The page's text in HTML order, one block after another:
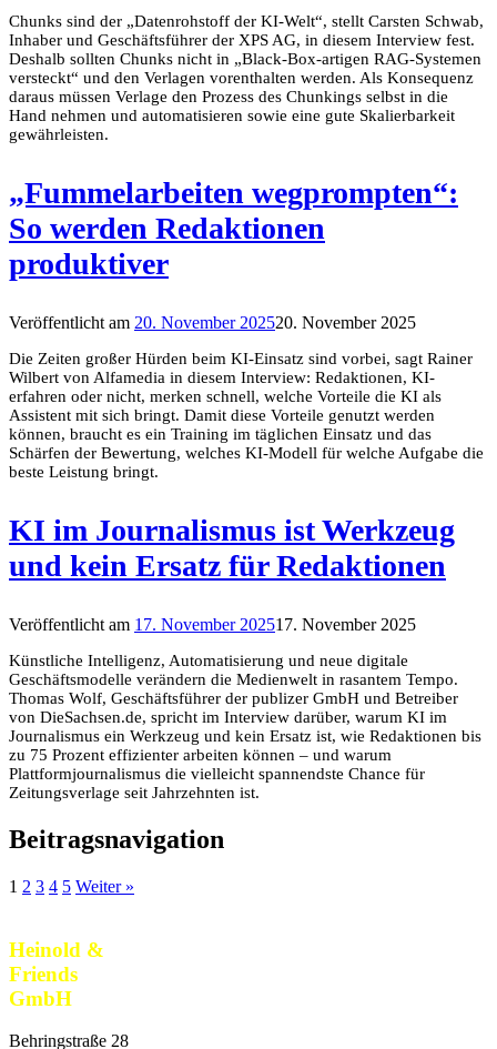
Chunks sind der „Datenrohstoff der KI-Welt“, stellt Carsten Schwab,
Inhaber und Geschäftsführer der XPS AG, in diesem Interview fest.
Deshalb sollten Chunks nicht in „Black-Box-artigen RAG-Systemen
versteckt“ und den Verlagen vorenthalten werden. Als Konsequenz
daraus müssen Verlage den Prozess des Chunkings selbst in die
Hand nehmen und automatisieren sowie eine gute Skalierbarkeit
gewährleisten.
„Fummelarbeiten wegprompten“:
So werden Redaktionen
produktiver
Veröffentlicht am 20. November 202520. November 2025
Die Zeiten großer Hürden beim KI-Einsatz sind vorbei, sagt Rainer
Wilbert von Alfamedia in diesem Interview: Redaktionen, KI-
erfahren oder nicht, merken schnell, welche Vorteile die KI als
Assistent mit sich bringt. Damit diese Vorteile genutzt werden
können, braucht es ein Training im täglichen Einsatz und das
Schärfen der Bewertung, welches KI-Modell für welche Aufgabe die
beste Leistung bringt.
KI im Journalismus ist Werkzeug
und kein Ersatz für Redaktionen
Veröffentlicht am 17. November 202517. November 2025
Künstliche Intelligenz, Automatisierung und neue digitale
Geschäftsmodelle verändern die Medienwelt in rasantem Tempo.
Thomas Wolf, Geschäftsführer der publizer GmbH und Betreiber
von DieSachsen.de, spricht im Interview darüber, warum KI im
Journalismus ein Werkzeug und kein Ersatz ist, wie Redaktionen bis
zu 75 Prozent effizienter arbeiten können – und warum
Plattformjournalismus die vielleicht spannendste Chance für
Zeitungsverlage seit Jahrzehnten ist.
Beitragsnavigation
1 2 3 4 5 Weiter »
Heinold &
Friends
GmbH
Behringstraße 28